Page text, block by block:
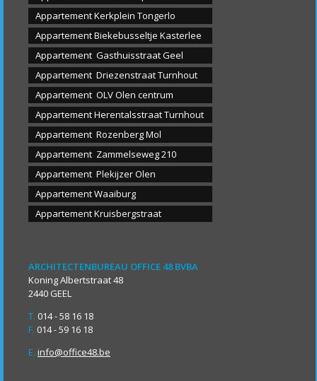
Appartement Kerkplein Tongerlo
Appartement Biekebusseltje Kasterlee
Appartement Gasthuisstraat Geel
Appartement Driezenstraat Turnhout
Appartement OLV Olen centrum
Appartement Herentalsstraat Turnhout
Appartement Rozenberg Mol
Appartement Zammelseweg 210
Appartement Plekijzer Olen
Appartement Waaiburg
Appartement Kruisbergstraat
ARCHITECTENBUREAU OFFICE 48 BVBA
Koning Albertstraat 48
2440 GEEL
T. 014 - 58 16 18
F. 014 - 59 16 18
E. info@office48.be